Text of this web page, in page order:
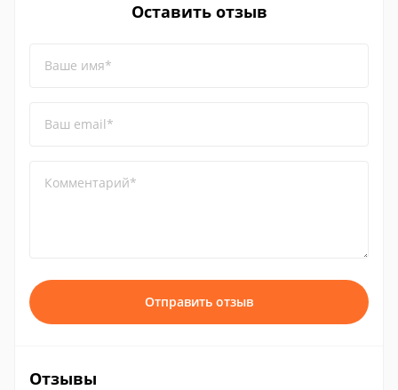
Оставить отзыв
Ваше имя*
Ваш email*
Комментарий*
Отправить отзыв
Отзывы